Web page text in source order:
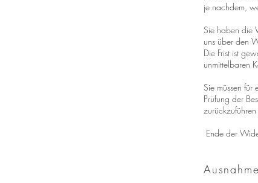
je nachdem,
Sie haben die
uns über den
Die Frist ist
unmittelbaren
Sie müssen
Prüfung der
zurückzuführen
Ende der